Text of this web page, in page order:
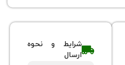
شرایط و نحوه